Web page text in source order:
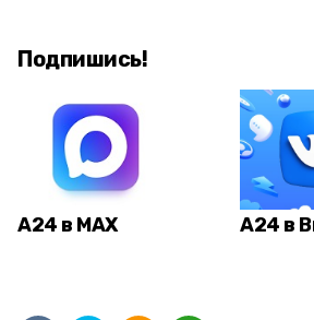
Подпишись!
А24 в MAX А24 в